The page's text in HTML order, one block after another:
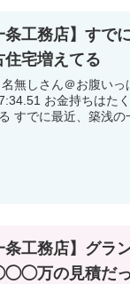
条工務店】すで
住宅増えてる
無しさん＠お腹いっぱい。
んいる 一方で返せなくなる人もいっぱ
いいる すでに最近、築
条工務店】グラ
万の見積だっ